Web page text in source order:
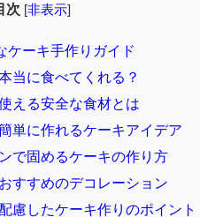
次 [非表示]
ケーキ手作りガイド
当に食べてくれる？
える安全な食材とは
単に作れるケーキアイデア
で固めるケーキの作り方
すすめのデコレーション
慮したケーキ作りのポイント